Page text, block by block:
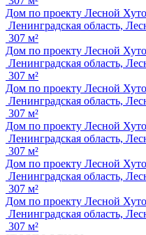
Дом по проекту Лесной
Ленинградская область,
307 м²
Дом по проекту Лесной
Ленинградская область,
307 м²
Дом по проекту Лесной
Ленинградская область,
307 м²
Дом по проекту Лесной
Ленинградская область,
307 м²
Дом по проекту Лесной
Ленинградская область,
307 м²
Дом по проекту Лесной
Ленинградская область,
307 м²